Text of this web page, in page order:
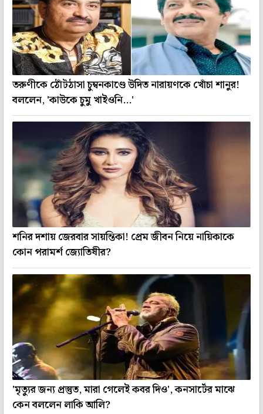
তরুণীকে ঠোঁটঠাসা চুম্বনকাণ্ডে উদিত নারায়ণকে খোঁচা শানুর!
বললেন, 'কাউকে চুমু খাইওনি...'
শনির দশায় জেরবার সায়ন্তিকা! প্রেম জীবন নিয়ে নায়িকাকে
কোন পরামর্শ জ্যোতিষীর?
'মৃত্যুর জন্য প্রস্তুত, মারা গেলেই কবর দিও', কনসার্টের মাঝে
কেন বললেন লাকি আলি?